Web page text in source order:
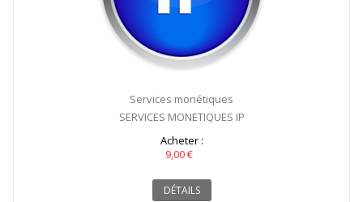
Services monétiques
SERVICES MONETIQUES IP
Acheter :
9,00 €
DÉTAILS